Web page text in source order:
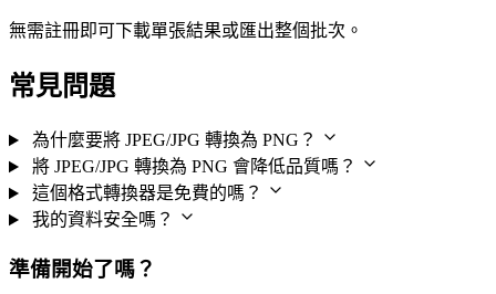
無需註冊即可下載單張結果或匯出整個批次。
常見問題
為什麼要將 JPEG/JPG 轉換為 PNG？
將 JPEG/JPG 轉換為 PNG 會降低品質嗎？
這個格式轉換器是免費的嗎？
我的資料安全嗎？
準備開始了嗎？